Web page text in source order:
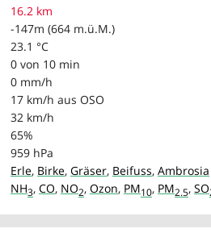
16.2 km
-147m (664 m.ü.M.)
23.1 °C
0 von 10 min
0 mm/h
17 km/h aus OSO
32 km/h
65%
959 hPa
Erle, Birke, Gräser, Beifuss, Ambrosia
NH3, CO, NO2, Ozon, PM10, PM2.5, SO